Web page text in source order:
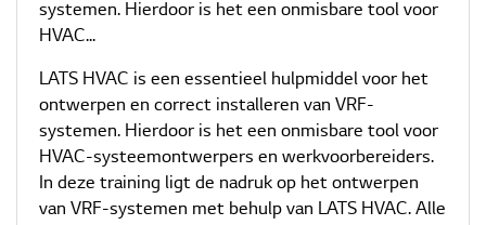
systemen. Hierdoor is het een onmisbare tool voor
HVAC...
LATS HVAC is een essentieel hulpmiddel voor het
ontwerpen en correct installeren van VRF-
systemen. Hierdoor is het een onmisbare tool voor
HVAC-systeemontwerpers en werkvoorbereiders.
In deze training ligt de nadruk op het ontwerpen
van VRF-systemen met behulp van LATS HVAC. Alle